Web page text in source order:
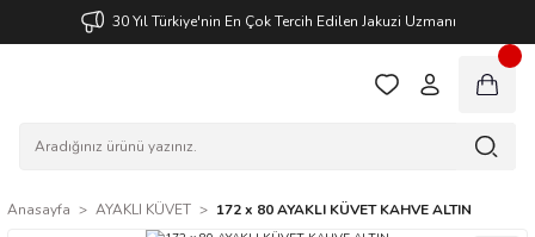
30 Yıl Türkiye'nin En Çok Tercih Edilen Jakuzi Uzmanı
Anasayfa AYAKLI KÜVET 172 x 80 AYAKLI KÜVET KAHVE ALTIN